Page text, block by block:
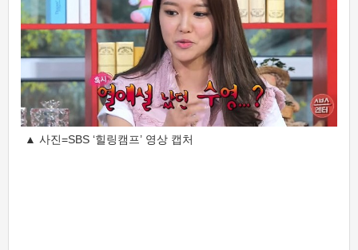
▲ 사진=SBS ‘힐링캠프’ 영상 캡처